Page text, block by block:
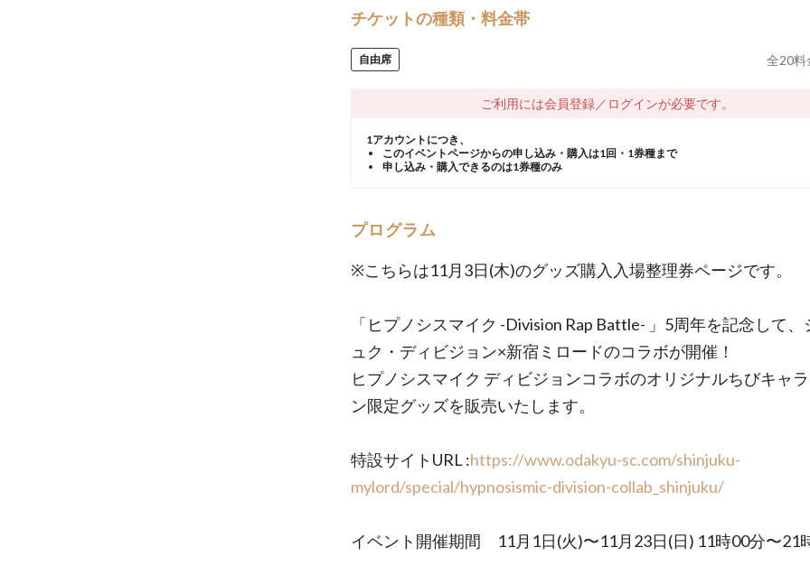
チケットの種類・料金帯
自由席 全20料
ご利用には会員登録／ログインが必要です。
1アカウントにつき、
このイベントページからの申し込み・購入は1回・1券種まで
申し込み・購入できるのは1券種のみ
プログラム
※こちらは11月3日(木)のグッズ購入入場整理券ページです。
「ヒプノシスマイク -Division Rap Battle- 」5周年を記念して、
ュク・ディビジョン×新宿ミロードのコラボが開催！
ヒプノシスマイク ディビジョンコラボのオリジナルちびキャ
ン限定グッズを販売いたします。
特設サイトURL :https://www.odakyu-sc.com/shinjuku-
mylord/special/hypnosismic-division-collab_shinjuku/
イベント開催期間 11月1日(火)〜11月23日(日) 11時00分〜21